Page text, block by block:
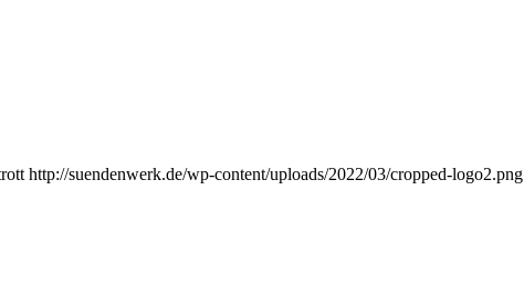
http://suendenwerk.de/wp-content/uploads/2022/03/cropped-logo2.png